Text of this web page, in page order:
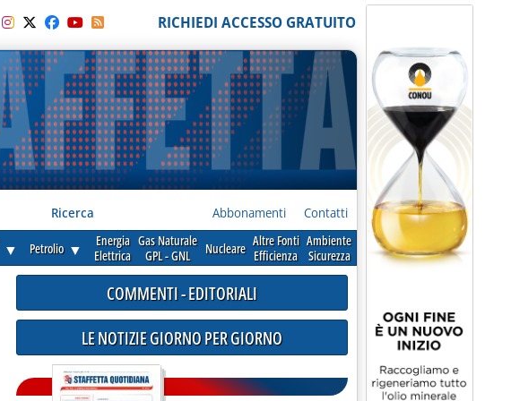
RICHIEDI ACCESSO GRATUITO
Ricerca Abbonamenti Contatti
▼ Petrolio ▼
Energia
Elettrica
Gas Naturale
GPL - GNL
Nucleare Altre Fonti
Efficienza
Ambiente
Sicurezza
COMMENTI - EDITORIALI
LE NOTIZIE GIORNO PER GIORNO